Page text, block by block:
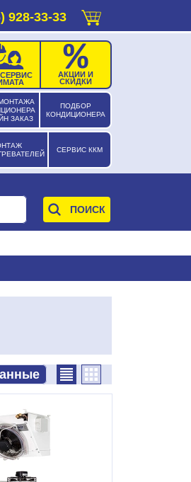
928-33-33
ЗАКАЗ
ПОДБОР
КОНДИЦИОНЕРА
СЕРВИС ККМ
АКЦИИ И
СКИДКИ